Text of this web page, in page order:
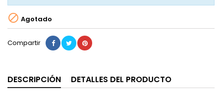
 Agotado
Compartir
DESCRIPCIÓN DETALLES DEL PRODUCTO